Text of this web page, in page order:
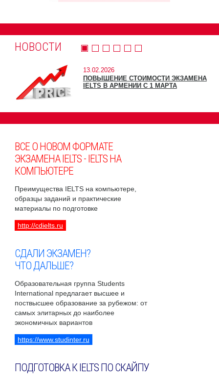
НОВОСТИ
13.02.2026
ПОВЫШЕНИЕ СТОИМОСТИ ЭКЗАМЕНА
IELTS В АРМЕНИИ С 1 МАРТА
ВСЕ О НОВОМ ФОРМАТЕ
ЭКЗАМЕНА IELTS - IELTS НА
КОМПЬЮТЕРЕ
Преимущества IELTS на компьютере,
образцы заданий и практические
материалы по подготовке
http://cdielts.ru
СДАЛИ ЭКЗАМЕН?
ЧТО ДАЛЬШЕ?
Образовательная группа Students
International предлагает высшее и
поствысшее образование за рубежом: от
самых элитарных до наиболее
экономичных вариантов
https://www.studinter.ru
ПОДГОТОВКА К IELTS ПО СКАЙПУ